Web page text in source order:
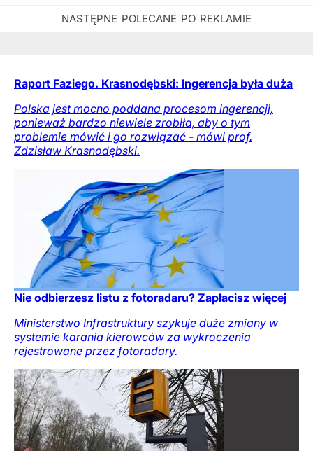
Raport Faziego. Krasnodębski: Ingerencja była duża
Polska jest mocno poddana procesom ingerencji,
ponieważ bardzo niewiele zrobiła, aby o tym
problemie mówić i go rozwiązać - mówi prof.
Zdzisław Krasnodębski.
Nie odbierzesz listu z fotoradaru? Zapłacisz więcej
Ministerstwo Infrastruktury szykuje duże zmiany w
systemie karania kierowców za wykroczenia
rejestrowane przez fotoradary.